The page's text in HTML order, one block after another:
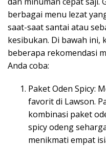
berbagai menu lezat
saat-saat santai atau
kesibukan. Di bawah ini,
beberapa rekomendasi
Anda coba:
Paket Oden Spicy:
favorit di Lawson.
kombinasi paket
spicy odeng
menikmati empat